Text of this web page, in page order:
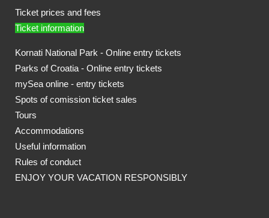
Ticket prices and fees
Ticket information
Kornati National Park - Online entry tickets
Parks of Croatia - Online entry tickets
mySea online - entry tickets
Spots of comission ticket sales
Tours
Accommodations
Useful information
Rules of conduct
ENJOY YOUR VACATION RESPONSIBLY